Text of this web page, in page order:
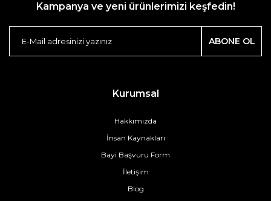
Kampanya ve yeni ürünlerimizi keşfedin!
ABONE OL
Kurumsal
Hakkımızda
İnsan Kaynakları
Bayi Başvuru Form
İletişim
Blog